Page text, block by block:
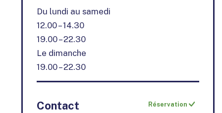
Du lundi au samedi
12.00 – 14.30
19.00 – 22.30
Le dimanche
19.00 – 22.30
Contact Réservation